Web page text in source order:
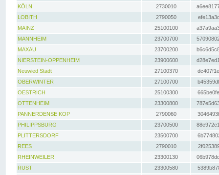
KÖLN
2730010
LOBITH
2790050
MAINZ
25100100
MANNHEIM
23700700
MAXAU
23700200
NIERSTEIN-OPPENHEIM
23900600
Neuwied Stadt
27100370
OBERWINTER
27100700
OESTRICH
25100300
OTTENHEIM
23300800
PANNERDENSE KOP
2790060
PHILIPPSBURG
23700500
PLITTERSDORF
23500700
REES
2790010
RHEINWEILER
23300130
RUST
23300580